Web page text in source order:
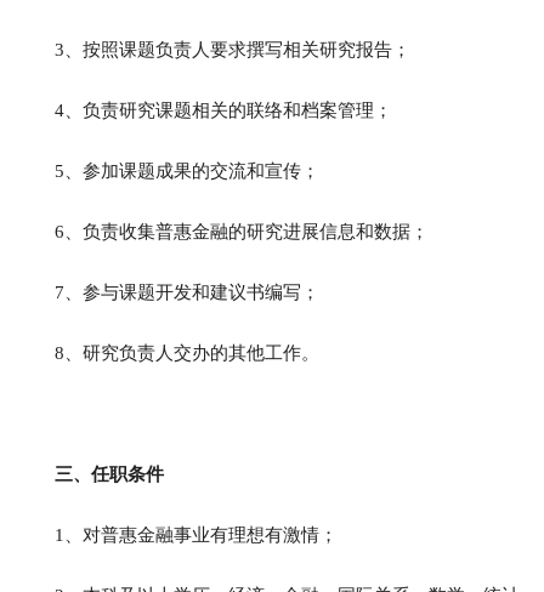
3、按照课题负责人要求撰写相关研究报告；
4、负责研究课题相关的联络和档案管理；
5、参加课题成果的交流和宣传；
6、负责收集普惠金融的研究进展信息和数据；
7、参与课题开发和建议书编写；
8、研究负责人交办的其他工作。
三、任职条件
1、对普惠金融事业有理想有激情；